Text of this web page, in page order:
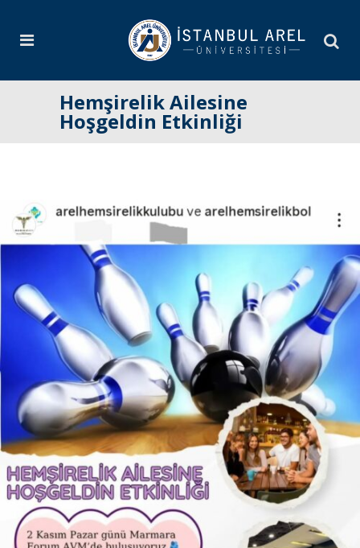
Hemşirelik Ailesine
Hoşgeldin Etkinliği